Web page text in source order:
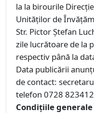
la la birourile
Unităților de
Str. Pictor Ștefan
zile lucrătoare de la
respectiv până la
Data publicării
de contact:
telefon 0728
Condiţiile